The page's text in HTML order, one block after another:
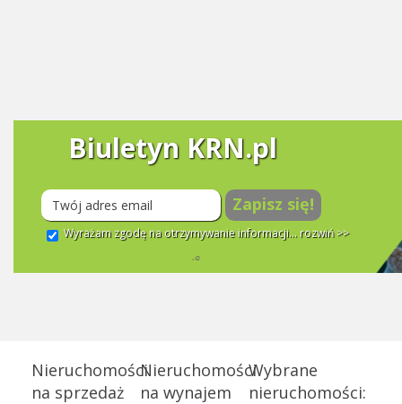
Biuletyn KRN.pl
Zapisz się!
Wyrażam zgodę na otrzymywanie informacji... rozwiń >>
Nieruchomości
na sprzedaż
Nieruchomości
na wynajem
Wybrane
nieruchomości: